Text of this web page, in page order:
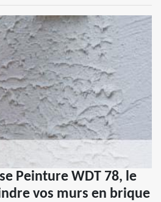
Peinture WDT 78, le
vos murs en brique